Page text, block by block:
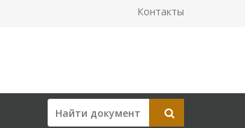
Контакты